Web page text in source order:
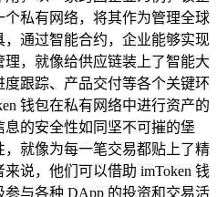
私有网络，将其作为管理全球
通过智能合约，企业能够实现
，就像给供应链装上了智能大
跟踪、产品交付等各个关键环
钱包在私有网络中进行资产的
的安全性如同坚不可摧的堡
就像为每一笔交易都贴上了精
说，他们可以借助 imToken 钱
与各种 DApp 的投资和交易活